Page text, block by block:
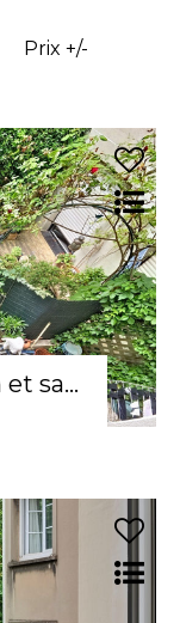
Prix +/-
2P en bon état sur jardin et sans vis à vis